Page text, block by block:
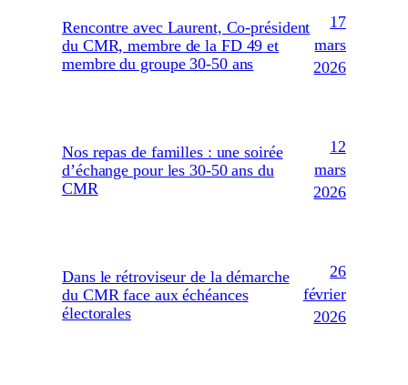
Rencontre avec Laurent, Co-président
du CMR, membre de la FD 49 et
membre du groupe 30-50 ans
17
mars
2026
Nos repas de familles : une soirée
d’échange pour les 30-50 ans du
CMR
12
mars
2026
Dans le rétroviseur de la démarche
du CMR face aux échéances
électorales
26
février
2026